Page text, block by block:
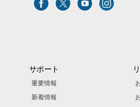
サポート
重要情報
新着情報